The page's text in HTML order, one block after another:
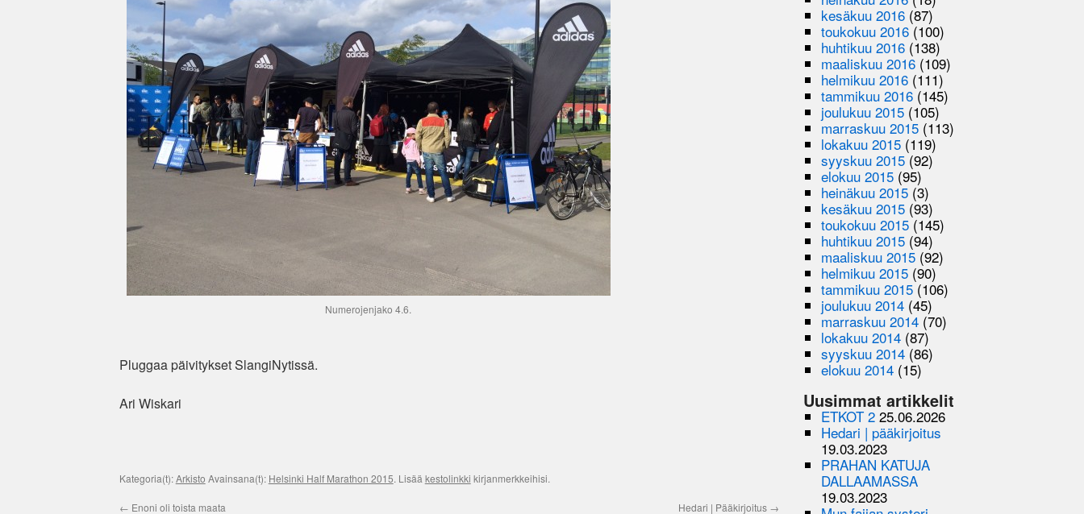
Numerojenjako 4.6.
Pluggaa päivitykset SlangiNytissä.
Ari Wiskari
Kategoria(t):Arkisto Avainsana(t): Helsinki Half Marathon 2015. Lisää kestolinkki kirjanmerkkeihisi.
← Enoni oli toista maata Hedari | Pääkirjoitus →
kesäkuu 2016 (87)
toukokuu 2016(100)
huhtikuu 2016 (138)
maaliskuu 2016 (109)
helmikuu 2016 (111)
tammikuu 2016(145)
joulukuu 2015 (105)
marraskuu 2015 (113)
lokakuu 2015 (119)
syyskuu 2015(92)
elokuu 2015 (95)
heinäkuu 2015 (3)
kesäkuu 2015 (93)
toukokuu 2015(145)
huhtikuu 2015 (94)
maaliskuu 2015 (92)
helmikuu 2015 (90)
tammikuu 2015(106)
joulukuu 2014 (45)
marraskuu 2014 (70)
lokakuu 2014 (87)
syyskuu 2014(86)
elokuu 2014 (15)
Uusimmat artikkelit
ETKOT 2 25.06.2026
Hedari | pääkirjoitus
19.03.2023
PRAHAN KATUJA
DALLAAMASSA
19.03.2023